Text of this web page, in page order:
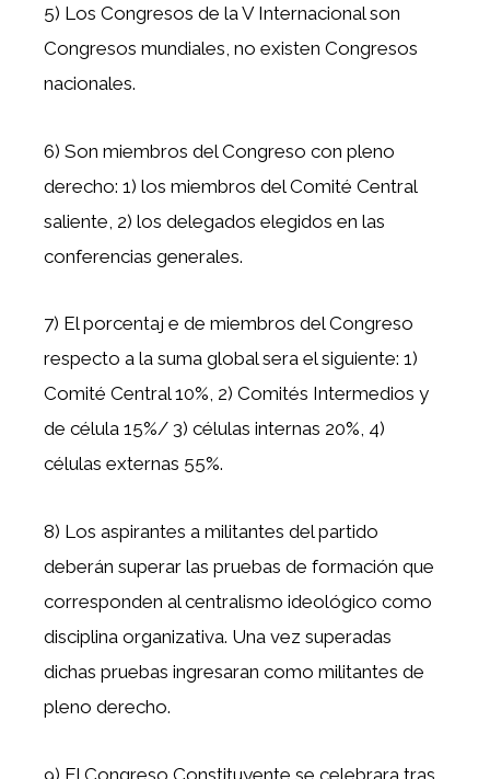
5) Los Congresos de la V Internacional son
Congresos mundiales, no existen Congresos
nacionales.
6) Son miembros del Congreso con pleno
derecho: 1) los miembros del Comité Central
saliente, 2) los delegados elegidos en las
conferencias generales.
7) El porcentaj e de miembros del Congreso
respecto a la suma global sera el siguiente: 1)
Comité Central 10%, 2) Comités Intermedios y
de célula 15%/ 3) células internas 20%, 4)
células externas 55%.
8) Los aspirantes a militantes del partido
deberán superar las pruebas de formación que
corresponden al centralismo ideológico como
disciplina organizativa. Una vez superadas
dichas pruebas ingresaran como militantes de
pleno derecho.
9) El Congreso Constituyente se celebrara tras